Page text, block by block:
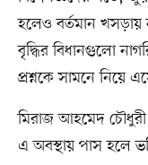
হলেও বর্তমান খসড়ায়
বৃদ্ধির বিধানগুলো
প্রশ্নকে সামনে নিয়ে
মিরাজ আহমেদ চৌধুরী
এ অবস্থায় পাস হলে